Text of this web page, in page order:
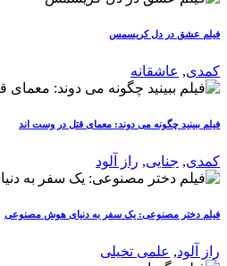
فیلم عشق در دل کریسمس
کمدی, عاشقانه
فیلم ببینید چگونه می دوند: معمای قتل در وست اند
کمدی, جنایی, راز آلود
فیلم دختر مصنوعی: یک سفر به دنیای هوش مصنوعی
راز آلود, علمی تخیلی